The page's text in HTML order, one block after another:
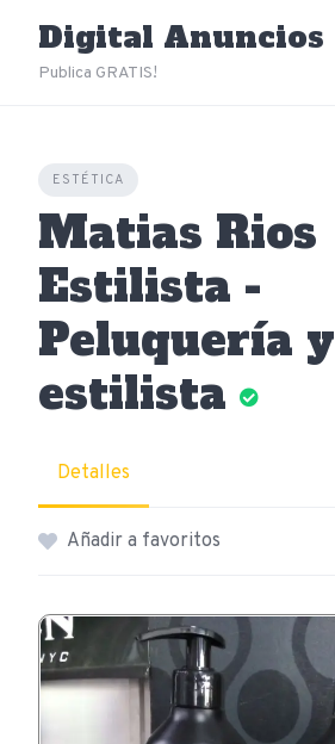
content
Digital Anuncios
Publica GRATIS!
ESTÉTICA
Matias Rios
Estilista -
Peluquería y
estilista
Detalles
Añadir a favoritos